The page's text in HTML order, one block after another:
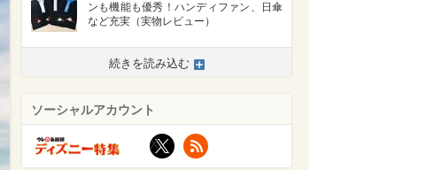
ンも機能も優秀！ハンディファン、日傘
など充実（実物レビュー）
続きを読み込む
ソーシャルアカウント
X